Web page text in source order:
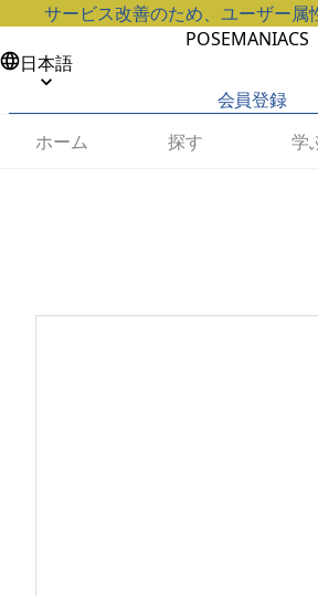
サービス改善のため、ユーザー属
POSEMANIACS
日本語
会員登録
ホーム
探す 学